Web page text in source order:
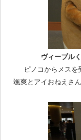
ヴィーブル
ピノコからメスを
颯爽とアイおねえさ